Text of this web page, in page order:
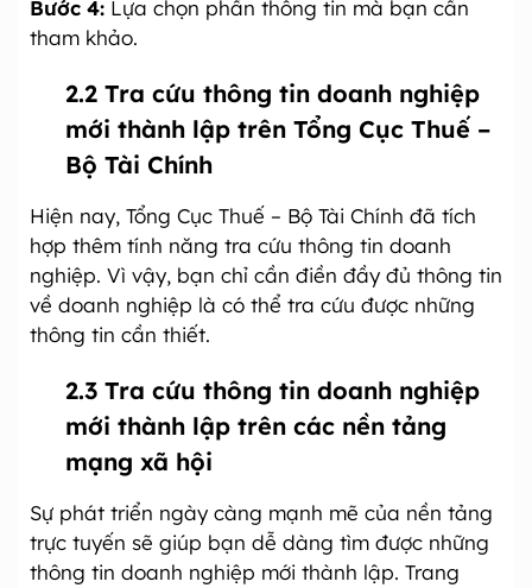
Bước 4: Lựa chọn phần thông tin mà bạn cần
tham khảo.
2.2 Tra cứu thông tin doanh nghiệp
mới thành lập trên Tổng Cục Thuế –
Bộ Tài Chính
Hiện nay, Tổng Cục Thuế – Bộ Tài Chính đã tích
hợp thêm tính năng tra cứu thông tin doanh
nghiệp. Vì vậy, bạn chỉ cần điền đầy đủ thông tin
về doanh nghiệp là có thể tra cứu được những
thông tin cần thiết.
2.3 Tra cứu thông tin doanh nghiệp
mới thành lập trên các nền tảng
mạng xã hội
Sự phát triển ngày càng mạnh mẽ của nền tảng
trực tuyến sẽ giúp bạn dễ dàng tìm được những
thông tin doanh nghiệp mới thành lập. Trang